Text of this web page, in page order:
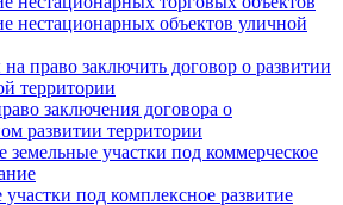
нестационарных объектов уличной
право заключить договор о развитии
территории
заключения договора о
развитии территории
земельные участки под коммерческое
под комплексное развитие